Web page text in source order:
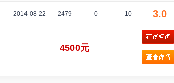
2014-08-22 2479 0 10 3.0
4500元